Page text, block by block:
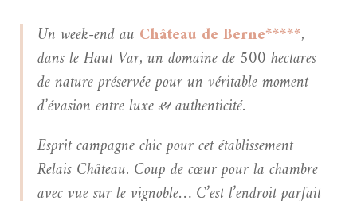
Un week-end au Château de Berne*****,
dans le Haut Var, un domaine de 500 hectares
de nature préservée pour un véritable moment
d’évasion entre luxe & authenticité.
Esprit campagne chic pour cet établissement
Relais Château. Coup de cœur pour la chambre
avec vue sur le vignoble… C’est l’endroit parfait